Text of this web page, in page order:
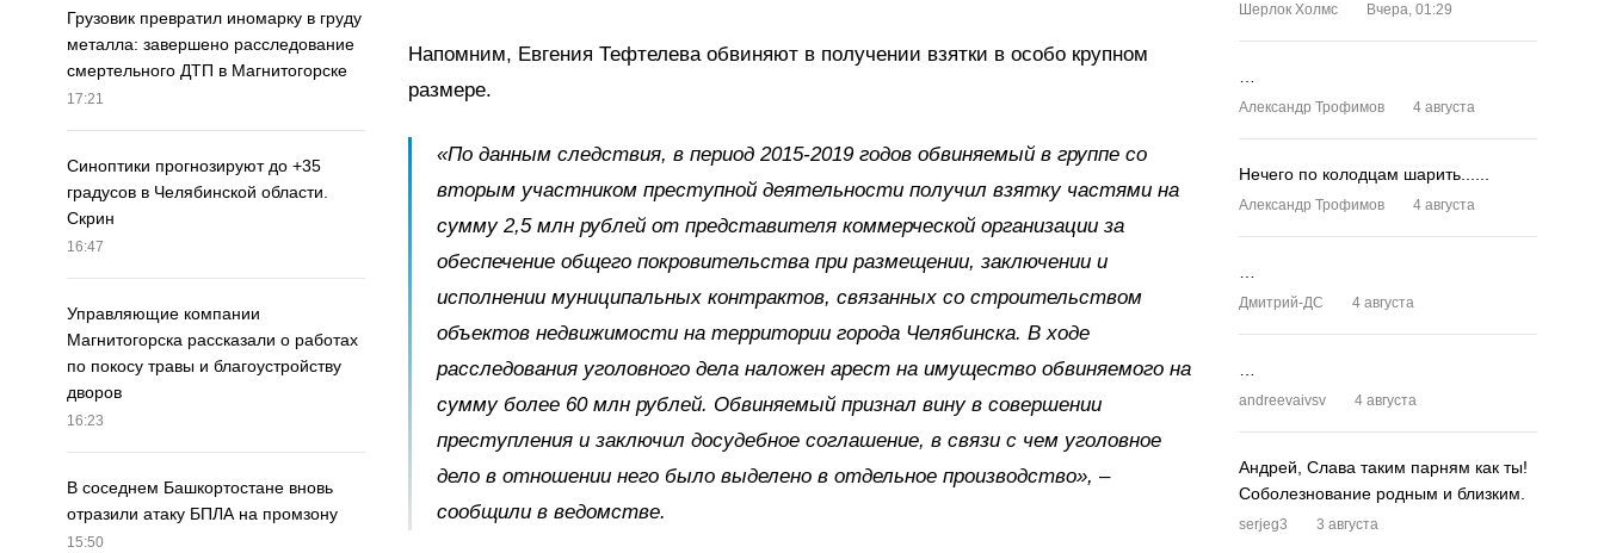
Грузовик превратил иномарку в груду
металла: завершено расследование
смертельного ДТП в Магнитогорске
17:21
Синоптики прогнозируют до +35
градусов в Челябинской области.
Скрин
16:47
Управляющие компании
Магнитогорска рассказали о работах
по покосу травы и благоустройству
дворов
16:23
В соседнем Башкортостане вновь
отразили атаку БПЛА на промзону
15:50
Напомним, Евгения Тефтелева обвиняют в получении взятки в особо крупном
размере.
«По данным следствия, в период 2015-2019 годов обвиняемый в группе со
вторым участником преступной деятельности получил взятку частями на
сумму 2,5 млн рублей от представителя коммерческой организации за
обеспечение общего покровительства при размещении, заключении и
исполнении муниципальных контрактов, связанных со строительством
объектов недвижимости на территории города Челябинска. В ходе
расследования уголовного дела наложен арест на имущество обвиняемого на
сумму более 60 млн рублей. Обвиняемый признал вину в совершении
преступления и заключил досудебное соглашение, в связи с чем уголовное
дело в отношении него было выделено в отдельное производство», –
сообщили в ведомстве.
Шерлок Холмс Вчера, 01:29
Александр Трофимов 4 августа
Нечего по колодцам шарить......
Александр Трофимов 4 августа
Дмитрий-ДС 4 августа
andreevaivsv 4 августа
Андрей, Слава таким парням как ты!
Соболезнование родным и близким.
serjeg3 3 августа